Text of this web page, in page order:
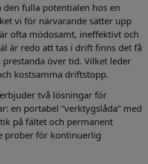
fulla potentialen hos en
vi för närvarande sätter upp
ofta mödosamt, ineffektivt och
är redo att tas i drift finns det få
över tid. Vilket leder
kostsamma driftstopp.
två lösningar för
en portabel ”verktygslåda” med
på fältet och permanent
prober för kontinuerlig